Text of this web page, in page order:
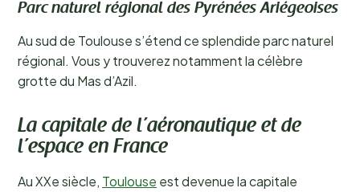
Parc naturel régional des Pyrénées Ariégeoises
Au sud de Toulouse s’étend ce splendide parc naturel
régional. Vous y trouverez notamment la célèbre
grotte du Mas d’Azil.
La capitale de l’aéronautique et de
l’espace en France
Au XXe siècle, Toulouse est devenue la capitale